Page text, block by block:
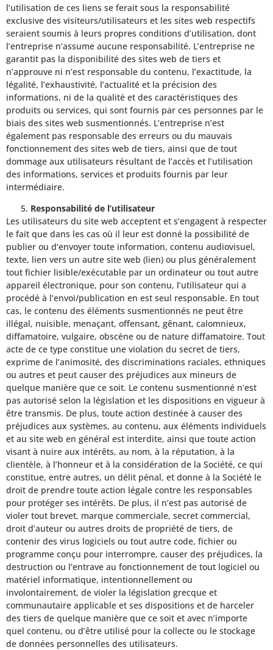
l’utilisation de ces liens se ferait sous la responsabilité
exclusive des visiteurs/utilisateurs et les sites web respectifs
seraient soumis à leurs propres conditions d’utilisation, dont
l’entreprise n’assume aucune responsabilité. L’entreprise ne
garantit pas la disponibilité des sites web de tiers et
n’approuve ni n’est responsable du contenu, l’exactitude, la
légalité, l’exhaustivité, l’actualité et la précision des
informations, ni de la qualité et des caractéristiques des
produits ou services, qui sont fournis par ces personnes par le
biais des sites web susmentionnés. L’entreprise n’est
également pas responsable des erreurs ou du mauvais
fonctionnement des sites web de tiers, ainsi que de tout
dommage aux utilisateurs résultant de l’accès et l’utilisation
des informations, services et produits fournis par leur
intermédiaire.
Responsabilité de l’utilisateur
Les utilisateurs du site web acceptent et s’engagent à respecter
le fait que dans les cas où il leur est donné la possibilité de
publier ou d’envoyer toute information, contenu audiovisuel,
texte, lien vers un autre site web (lien) ou plus généralement
tout fichier lisible/exécutable par un ordinateur ou tout autre
appareil électronique, pour son contenu, l’utilisateur qui a
procédé à l’envoi/publication en est seul responsable. En tout
cas, le contenu des éléments susmentionnés ne peut être
illégal, nuisible, menaçant, offensant, gênant, calomnieux,
diffamatoire, vulgaire, obscène ou de nature diffamatoire. Tout
acte de ce type constitue une violation du secret de tiers,
exprime de l’animosité, des discriminations raciales, ethniques
ou autres et peut causer des préjudices aux mineurs de
quelque manière que ce soit. Le contenu susmentionné n’est
pas autorisé selon la législation et les dispositions en vigueur à
être transmis. De plus, toute action destinée à causer des
préjudices aux systèmes, au contenu, aux éléments individuels
et au site web en général est interdite, ainsi que toute action
visant à nuire aux intérêts, au nom, à la réputation, à la
clientèle, à l’honneur et à la considération de la Société, ce qui
constitue, entre autres, un délit pénal, et donne à la Société le
droit de prendre toute action légale contre les responsables
pour protéger ses intérêts. De plus, il n’est pas autorisé de
violer tout brevet, marque commerciale, secret commercial,
droit d’auteur ou autres droits de propriété de tiers, de
contenir des virus logiciels ou tout autre code, fichier ou
programme conçu pour interrompre, causer des préjudices, la
destruction ou l’entrave au fonctionnement de tout logiciel ou
matériel informatique, intentionnellement ou
involontairement, de violer la législation grecque et
communautaire applicable et ses dispositions et de harceler
des tiers de quelque manière que ce soit et avec n’importe
quel contenu, ou d’être utilisé pour la collecte ou le stockage
de données personnelles des utilisateurs.